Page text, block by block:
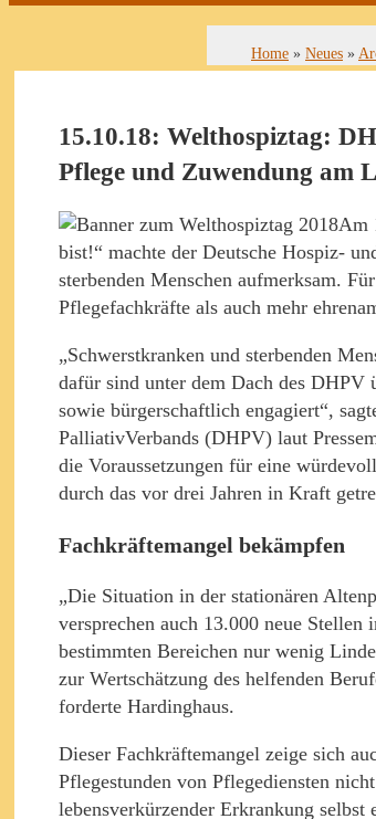
Home » Neues »
15.10.18: Welthospiztag:
Pflege und Zuwendung am
Am
bist!“ machte der Deutsche Hospiz-
sterbenden Menschen aufmerksam.
Pflegefachkräfte als auch mehr
„Schwerstkranken und sterbenden
dafür sind unter dem Dach des DHPV
sowie bürgerschaftlich engagiert“,
PalliativVerbands (DHPV) laut
die Voraussetzungen für eine
durch das vor drei Jahren in Kraft
Fachkräftemangel bekämpfen
„Die Situation in der stationären
versprechen auch 13.000 neue
bestimmten Bereichen nur wenig
zur Wertschätzung des helfenden
forderte Hardinghaus.
Dieser Fachkräftemangel zeige sich
Pflegestunden von Pflegediensten
lebensverkürzender Erkrankung